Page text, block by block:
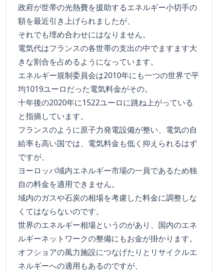
政府が世帯の光熱費を援助するエネルギー小切手の
額を最近引き上げられましたが、
それでも埋め合わせにはなりません。
電気代はフランスの各世帯の支出の中でますます大
きな割合を占めるようになっています。
エネルギー規制委員会は2010年にも一つの世界で平
均1019ユーロだった電気料金がその。
十年後の2020年に1522ユーロに跳ね上がっている
と指摘しています。
フランスのように原子力発電設備が整い、電気の自
給率も高い国では、電気料金も低く抑えられるはず
ですが、
ヨーロッパ域内エネルギー市場の一員であるため独
自の料金を適用できません。
域内のガスや石炭の相場を考慮した料金に調整しな
くてはならないのです。
世界のエネルギー相場というのがあり、国内のエネ
ルギーネットワークの整備にもお金が掛かります。
オフショアの風力施設につなげたりとリサイクルエ
ネルギーへの適用もあるのですが、